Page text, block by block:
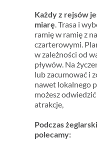
Każdy z rejsów
miarę. Trasa i
ramię w ramię z
czarterowymi.
w zależności od
pływów. Na
lub zacumować i
nawet lokalnego
możesz
atrakcje,
Podczas
polecamy: